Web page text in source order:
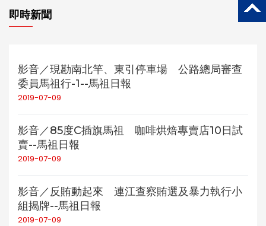
即時新聞
影音／現勘南北竿、東引停車場 公路總局審查
委員馬祖行-1--馬祖日報
2019-07-09
影音／85度C插旗馬祖 咖啡烘焙專賣店10日試
賣--馬祖日報
2019-07-09
影音／反賄動起來 連江查察賄選及暴力執行小
組揭牌--馬祖日報
2019-07-09